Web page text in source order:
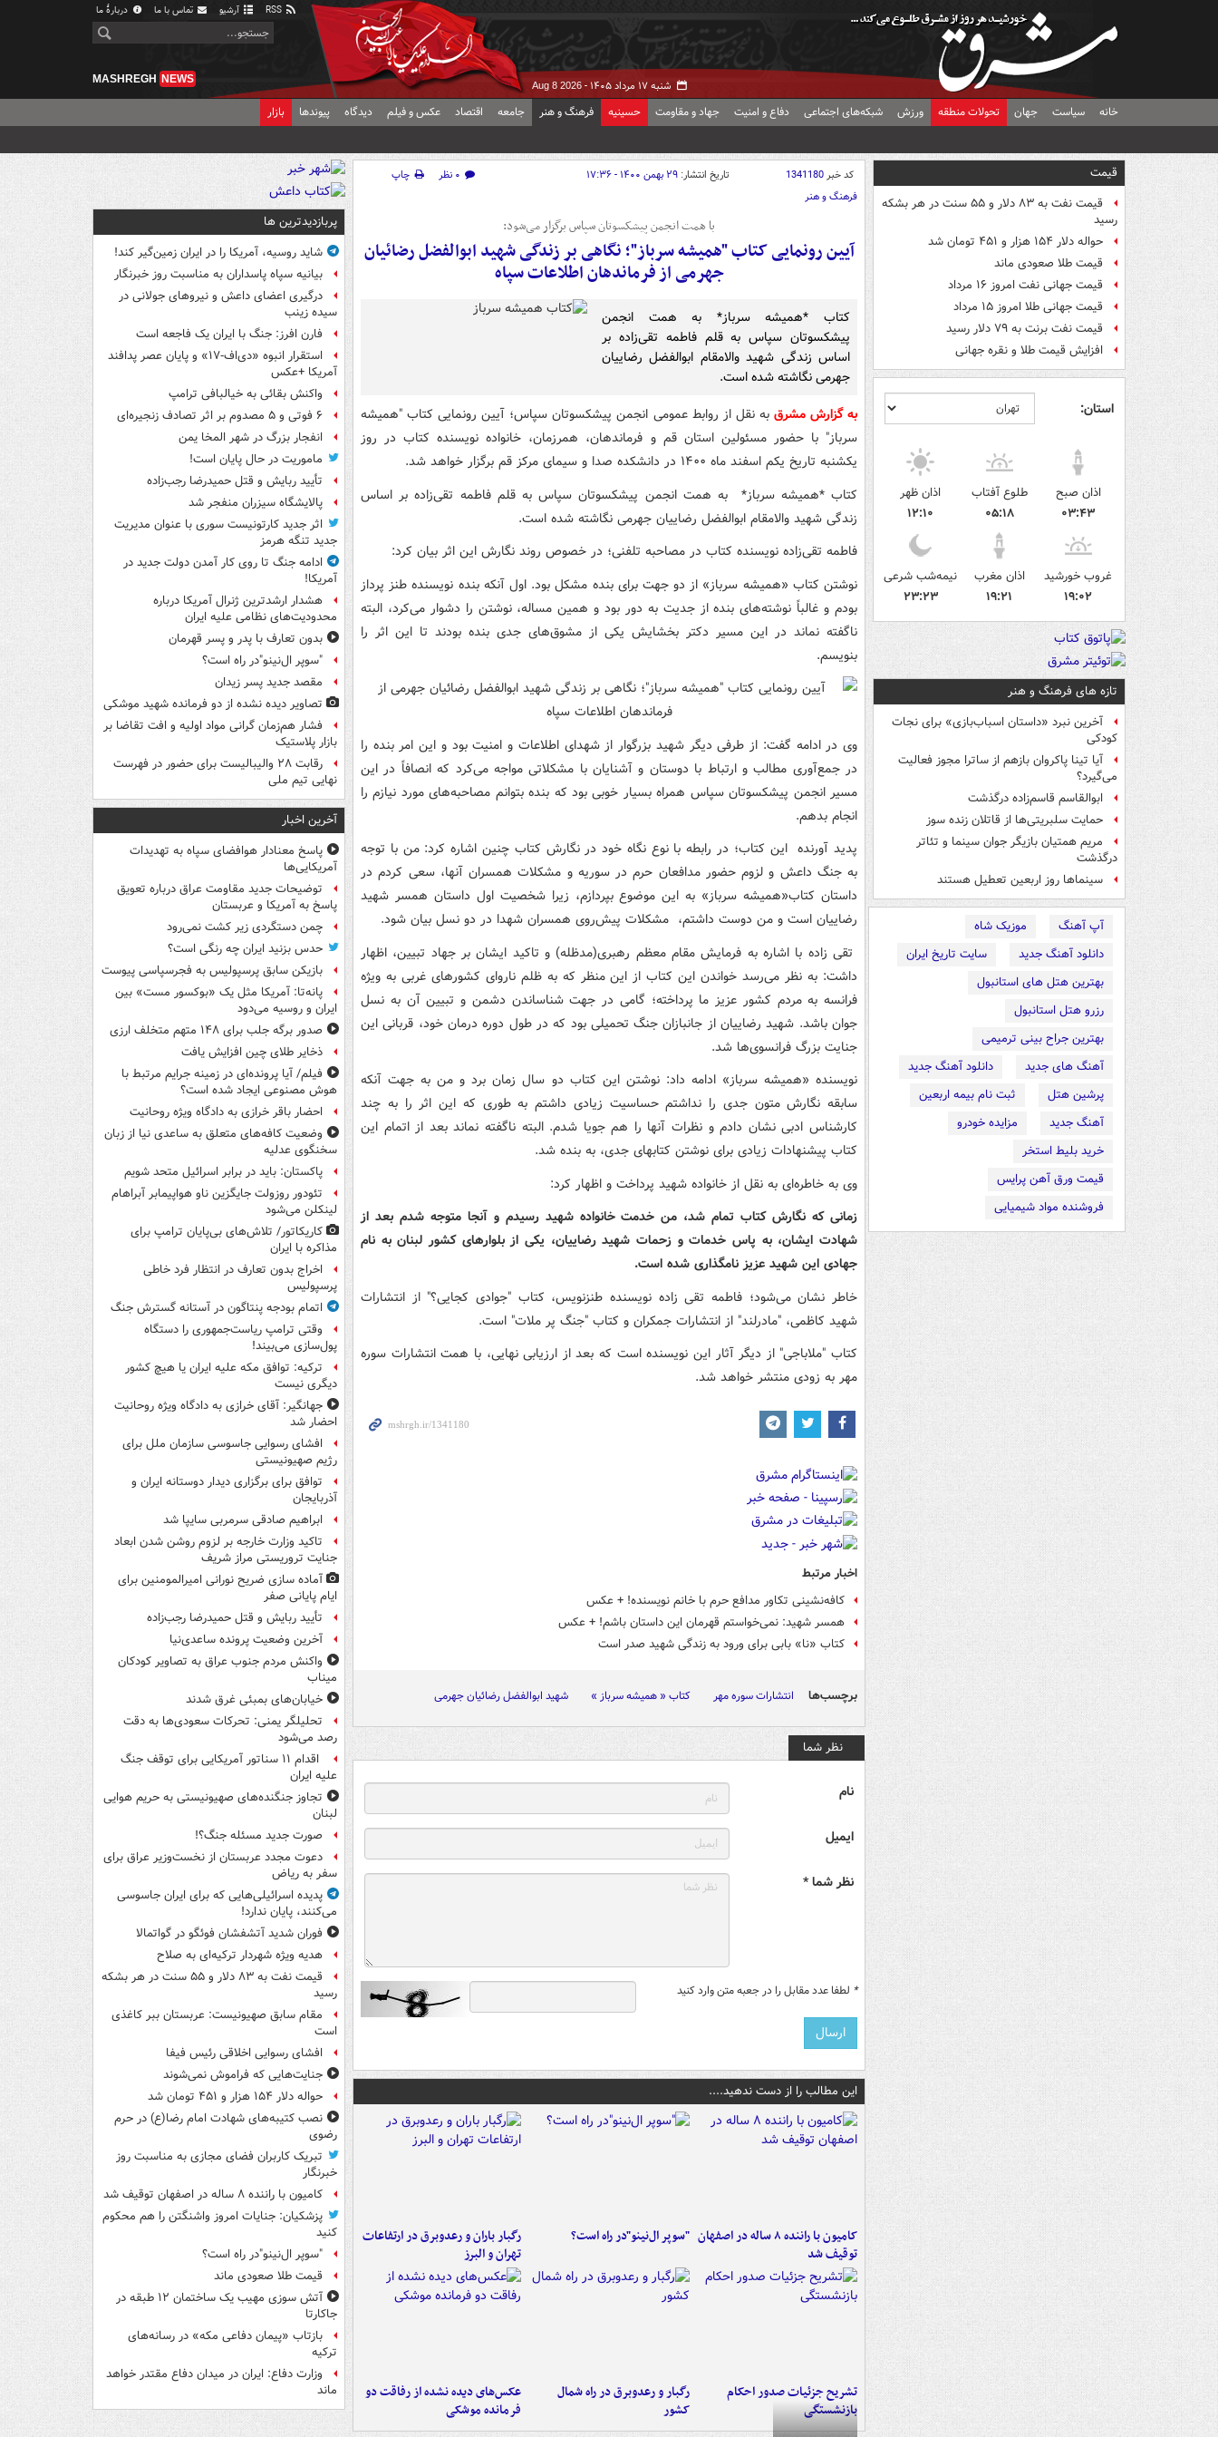
آرشیو تماس با ما دربارهٔ ما
شنبه ۱۷ مرداد ۱۴۰۵ - Aug 8 2026
MASHREGH NEWS
خانه سیاست جهان تحولات منطقه ورزش شبکه‌های اجتماعی دفاع و امنیت جهاد و مقاومت حسینیه فرهنگ و هنر جامعه اقتصاد عکس و فیلم دیدگاه پیوندها بازار
قیمت
قیمت نفت به ۸۳ دلار و ۵۵ سنت در هر بشکه
رسید
حواله دلار ۱۵۴ هزار و ۴۵۱ تومان شد
قیمت طلا صعودی ماند
قیمت جهانی نفت امروز ۱۶ مرداد
قیمت جهانی طلا امروز ۱۵ مرداد
قیمت نفت برنت به ۷۹ دلار رسید
افزایش قیمت طلا و نقره جهانی
استان:
اذان صبح
۰۳:۴۳
طلوع آفتاب
۰۵:۱۸
اذان ظهر
۱۲:۱۰
غروب خورشید
۱۹:۰۲
اذان مغرب
۱۹:۲۱
نیمه‌شب شرعی
۲۳:۲۳
تازه های فرهنگ و هنر
آخرین نبرد «داستان اسباب‌بازی» برای نجات
کودکی
آیا تینا پاکروان بازهم از ساترا مجوز فعالیت
می‌گیرد؟
ابوالقاسم قاسم‌زاده درگذشت
حمایت سلبریتی‌ها از قاتلان زنده سوز
مریم همتیان بازیگر جوان سینما و تئاتر
درگذشت
سینماها روز اربعین تعطیل هستند
آپ آهنگ
موزیک شاه
دانلود آهنگ جدید
سایت تاریخ ایران
بهترین هتل های استانبول
رزرو هتل استانبول
بهترین جراح بینی ترمیمی
آهنگ های جدید
دانلود آهنگ جدید
پرشین هتل
ثبت نام بیمه اربعین
آهنگ جدید
مزایده خودرو
خرید بلیط استخر
قیمت ورق آهن پرایس
فروشنده مواد شیمیایی
کد خبر1341180 تاریخ انتشار: ۲۹ بهمن ۱۴۰۰ - ۱۷:۳۶ ۰ نظر
چاپ
فرهنگ و هنر
با همت انجمن پیشکسوتان سپاس برگزار می‌شود:
آیین رونمایی کتاب "همیشه سرباز"؛ نگاهی بر زندگی شهید ابوالفضل رضائیان
جهرمی از فرماندهان اطلاعات سپاه
کتاب *همیشه سرباز* به همت انجمن
پیشکسوتان سپاس به قلم فاطمه تقی‌زاده بر
اساس زندگی شهید والامقام ابوالفضل رضاییان
جهرمی نگاشته شده است.
به گزارش مشرق به نقل از روابط عمومی انجمن پیشکسوتان سپاس؛ آیین رونمایی کتاب "همیشه
سرباز" با حضور مسئولین استان قم و فرماندهان، همرزمان، خانواده نویسنده کتاب در روز
یکشنبه تاریخ یکم اسفند ماه ۱۴۰۰ در دانشکده صدا و سیمای مرکز قم برگزار خواهد شد.
کتاب *همیشه سرباز* به همت انجمن پیشکسوتان سپاس به قلم فاطمه تقی‌زاده بر اساس
زندگی شهید والامقام ابوالفضل رضاییان جهرمی نگاشته شده است.
فاطمه تقی‌زاده نویسنده کتاب در مصاحبه تلفنی؛ در خصوص روند نگارش این اثر بیان کرد:
نوشتن کتاب «همیشه سرباز» از دو جهت برای بنده مشکل بود. اول آنکه بنده نویسنده طنز پرداز
بودم و غالباً نوشته‌های بنده از جدیت به دور بود و همین مساله، نوشتن را دشوار می‌کرد، البته
ناگفته نماند در این مسیر دکتر بخشایش یکی از مشوق‌های جدی بنده بودند تا این اثر را
بنویسم.
وی در ادامه گفت: از طرفی دیگر شهید بزرگوار از شهدای اطلاعات و امنیت بود و این امر بنده را
در جمع‌آوری مطالب و ارتباط با دوستان و آشنایان با مشکلاتی مواجه می‌کرد که انصافاً در این
مسیر انجمن پیشکسوتان سپاس همراه بسیار خوبی بود که بنده بتوانم مصاحبه‌های مورد نیازم را
انجام بدهم.
پدید آورنده این کتاب؛ در رابطه با نوع نگاه خود در نگارش کتاب چنین اشاره کرد: من با توجه
به جنگ داعش و لزوم حضور مدافعان حرم در سوریه و مشکلات همسران آنها، سعی کردم در
داستان کتاب«همیشه سرباز» به این موضوع بپردازم، زیرا شخصیت اول داستان همسر شهید
رضاییان است و من دوست داشتم، مشکلات پیش‌روی همسران شهدا در دو نسل بیان شود.
تقی زاده با اشاره به فرمایش مقام معظم رهبری(مدظله) و تاکید ایشان بر جهاد تبیین، اظهار
داشت: به نظر می‌رسد خواندن این کتاب از این منظر که به ظلم ناروای کشورهای غربی به ویژه
فرانسه به مردم کشور عزیز ما پرداخته؛ گامی در جهت شناساندن دشمن و تبیین آن به نسل
جوان باشد. شهید رضاییان از جانبازان جنگ تحمیلی بود که در طول دوره درمان خود، قربانی این
جنایت بزرگ فرانسوی‌ها شد.
نویسنده «همیشه سرباز» ادامه داد: نوشتن این کتاب دو سال زمان برد و من به جهت آنکه
سابقه نگارش متون جدی را نداشتم حساسیت زیادی داشتم به طوری که این اثر را به چند
کارشناس ادبی نشان دادم و نظرات آنها را هم جویا شدم. البته ناگفته نماند بعد از اتمام این
کتاب پیشنهادات زیادی برای نوشتن کتابهای جدی، به بنده شد.
وی به خاطره‌ای به نقل از خانواده شهید پرداخت و اظهار کرد:
زمانی که نگارش کتاب تمام شد، من خدمت خانواده شهید رسیدم و آنجا متوجه شدم بعد از
شهادت ایشان، به پاس خدمات و زحمات شهید رضاییان، یکی از بلوارهای کشور لبنان به نام
جهادی این شهید عزیز نامگذاری شده است.
خاطر نشان می‌شود؛ فاطمه تقی زاده نویسنده طنزنویس، کتاب "جوادی کجایی؟" از انتشارات
شهید کاظمی، "مادرلند" از انتشارات جمکران و کتاب "جنگ پر ملات" است.
کتاب "ملاباجی" از دیگر آثار این نویسنده است که بعد از ارزیابی نهایی، با همت انتشارات سوره
مهر به زودی منتشر خواهد شد.
اخبار مرتبط
کافه‌نشینی تکاور مدافع حرم با خانم نویسنده! + عکس
همسر شهید: نمی‌خواستم قهرمان این داستان باشم! + ‌عکس
کتاب «نا» بابی برای ورود به زندگی شهید صدر است
برچسب‌ها انتشارات سوره مهر کتاب « همیشه سرباز » شهید ابوالفضل رضائیان جهرمی
نظر شما
نام
ایمیل
نظر شما *
* لطفا عدد مقابل را در جعبه متن وارد کنید
این مطالب را از دست ندهید....
کامیون با راننده ۸ ساله در اصفهان
توقیف شد
"سوپر ال‌نینو"در راه است؟
رگبار باران و رعدوبرق در ارتفاعات
تهران و البرز
تشریح جزئیات صدور احکام
بازنشستگی
رگبار و رعدوبرق در راه شمال
کشور
عکس‌های دیده نشده از رفاقت دو
فرمانده‌ موشکی
پربازدیدترین ها
شاید روسیه، آمریکا را در ایران زمین‌گیر کند!
بیانیه سپاه پاسداران به مناسبت روز خبرنگار
درگیری اعضای داعش و نیروهای جولانی در
سیده زینب
فارن افرز: جنگ با ایران یک فاجعه است
استقرار انبوه «دی‌اف‑۱۷» و پایان عصر پدافند
آمریکا +عکس
واکنش بقائی به خیالبافی ترامپ
۶ فوتی و ۵ مصدوم بر اثر تصادف زنجیره‌ای
انفجار بزرگ در شهر المخا یمن
ماموریت در حال پایان است!
تأیید ربایش و قتل حمیدرضا رجب‌زاده
پالایشگاه سیزران منفجر شد
اثر جدید کارتونیست سوری با عنوان مدیریت
جدید تنگه هرمز
ادامه جنگ تا روی کار آمدن دولت جدید در
آمریکا!
هشدار ارشدترین ژنرال آمریکا درباره
محدودیت‌های نظامی علیه ایران
بدون تعارف با پدر و پسر قهرمان
"سوپر ال‌نینو"در راه است؟
مقصد جدید پسر زیدان
تصاویر دیده‌ نشده از دو فرمانده شهید موشکی
فشار هم‌زمان گرانی مواد اولیه و افت تقاضا بر
بازار پلاستیک
رقابت ۲۸ والیبالیست برای حضور در فهرست
نهایی تیم ملی
آخرین اخبار
پاسخ معنادار هوافضای سپاه به تهدیدات
آمریکایی‌ها
توضیحات جدید مقاومت عراق درباره تعویق
پاسخ به آمریکا و عربستان
چمن دستگردی زیر کشت نمی‌رود
حدس بزنید ایران چه رنگی است؟
بازیکن سابق پرسپولیس به فجرسپاسی پیوست
پانه‌تا: آمریکا مثل یک «بوکسور مست» بین
ایران و روسیه می‌دود
صدور برگه جلب برای ۱۴۸ متهم متخلف ارزی
ذخایر طلای چین افزایش یافت
فیلم/ آیا پرونده‌ای در زمینه جرایم مرتبط با
هوش مصنوعی ایجاد شده است؟
احضار باقر خرازی به دادگاه ویژه روحانیت
وضعیت کافه‌های متعلق به ساعدی نیا از زبان
سخنگوی عدلیه
پاکستان: باید در برابر اسرائیل متحد شویم
تئودور روزولت جایگزین ناو هواپیمابر آبراهام
لینکلن می‌شود
کاریکاتور/ تلاش‌های بی‌پایان ترامپ برای
مذاکره با ایران
اخراج بدون تعارف در انتظار فرد خاطی
پرسپولیس
اتمام بودجه پنتاگون در آستانه گسترش جنگ
وقتی ترامپ ریاست‌جمهوری را دستگاه
پول‌سازی می‌بیند!
ترکیه: توافق مکه علیه ایران یا هیچ کشور
دیگری نیست
جهانگیر: آقای خرازی به دادگاه ویژه روحانیت
احضار شد
افشای رسوایی جاسوسی سازمان ملل برای
رژیم صهیونیستی
توافق برای برگزاری دیدار دوستانه ایران و
آذربایجان
ابراهیم صادقی سرمربی سایپا شد
تاکید وزارت خارجه بر لزوم روشن شدن ابعاد
جنایت تروریستی مراز شریف
آماده سازی ضریح نورانی امیرالمومنین برای
ایام پایانی صفر
تأیید ربایش و قتل حمیدرضا رجب‌زاده
آخرین وضعیت پرونده ساعدی‌نیا
واکنش مردم جنوب عراق به تصاویر کودکان
میناب
خیابان‌های بمبئی غرق شدند
تحلیلگر یمنی: تحرکات سعودی‌ها به دقت
رصد می‌شود
اقدام ۱۱ سناتور آمریکایی برای توقف جنگ
علیه ایران
تجاوز جنگنده‌های صهیونیستی به حریم هوایی
لبنان
صورت جدید مسئله جنگ؟!
دعوت مجدد عربستان از نخست‌وزیر عراق برای
سفر به ریاض
پدیده اسرائیلی‌هایی که برای ایران جاسوسی
می‌کنند، پایان ندارد!
فوران شدید آتشفشان فوئگو در گواتمالا
هدیه ویژه شهردار ترکیه‌ای به صلاح
قیمت نفت به ۸۳ دلار و ۵۵ سنت در هر بشکه
رسید
مقام سابق صهیونیست: عربستان ببر کاغذی
است
افشای رسوایی اخلاقی رئیس فیفا
جنایت‌هایی که فراموش نمی‌شوند
حواله دلار ۱۵۴ هزار و ۴۵۱ تومان شد
نصب کتیبه‌های شهادت امام رضا(ع) در حرم
رضوی
تبریک کاربران فضای مجازی به مناسبت روز
خبرنگار
کامیون با راننده ۸ ساله در اصفهان توقیف شد
پزشکیان: جنایات امروز واشنگتن را هم محکوم
کنید
"سوپر ال‌نینو"در راه است؟
قیمت طلا صعودی ماند
آتش سوزی مهیب یک ساختمان ۱۲ طبقه در
جاکارتا
بازتاب «پیمان دفاعی مکه» در رسانه‌های
ترکیه
وزارت دفاع: ایران در میدان دفاع مقتدر خواهد
ماند